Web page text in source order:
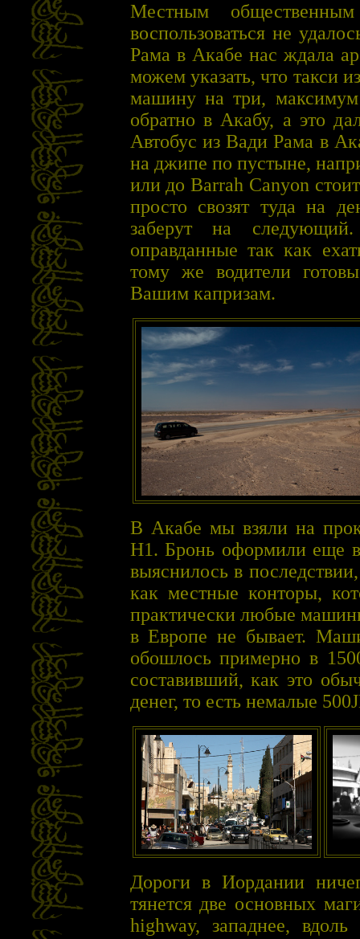
Местным
воспользоваться не
Рама в Акабе нас ждала
можем указать, что такси
машину на три,
обратно в Акабу, а это
Автобус из Вади Рама в
на джипе по пустыне,
или до Barrah Canyon
просто свозят туда на
заберут на
оправданные так как
тому же водители
Вашим капризам.
В Акабе мы взяли на
H1. Бронь оформили еще
выяснилось в
как местные конторы,
практически любые
в Европе не бывает.
обошлось примерно в
составивший, как это
денег, то есть немалые
Дороги в Иордании
тянется две основных
highway, западнее,